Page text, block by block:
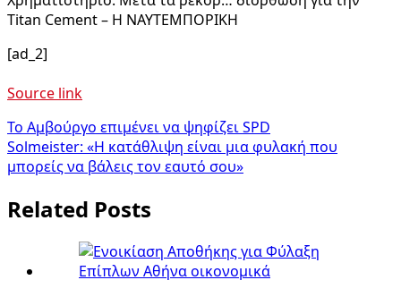
Titan Cement – Η ΝΑΥΤΕΜΠΟΡΙΚΗ
[ad_2]
Source link
Πλοήγηση
άρθρων
Το Αμβούργο επιμένει να ψηφίζει SPD
Solmeister: «Η κατάθλιψη είναι μια φυλακή που
μπορείς να βάλεις τον εαυτό σου»
Related Posts